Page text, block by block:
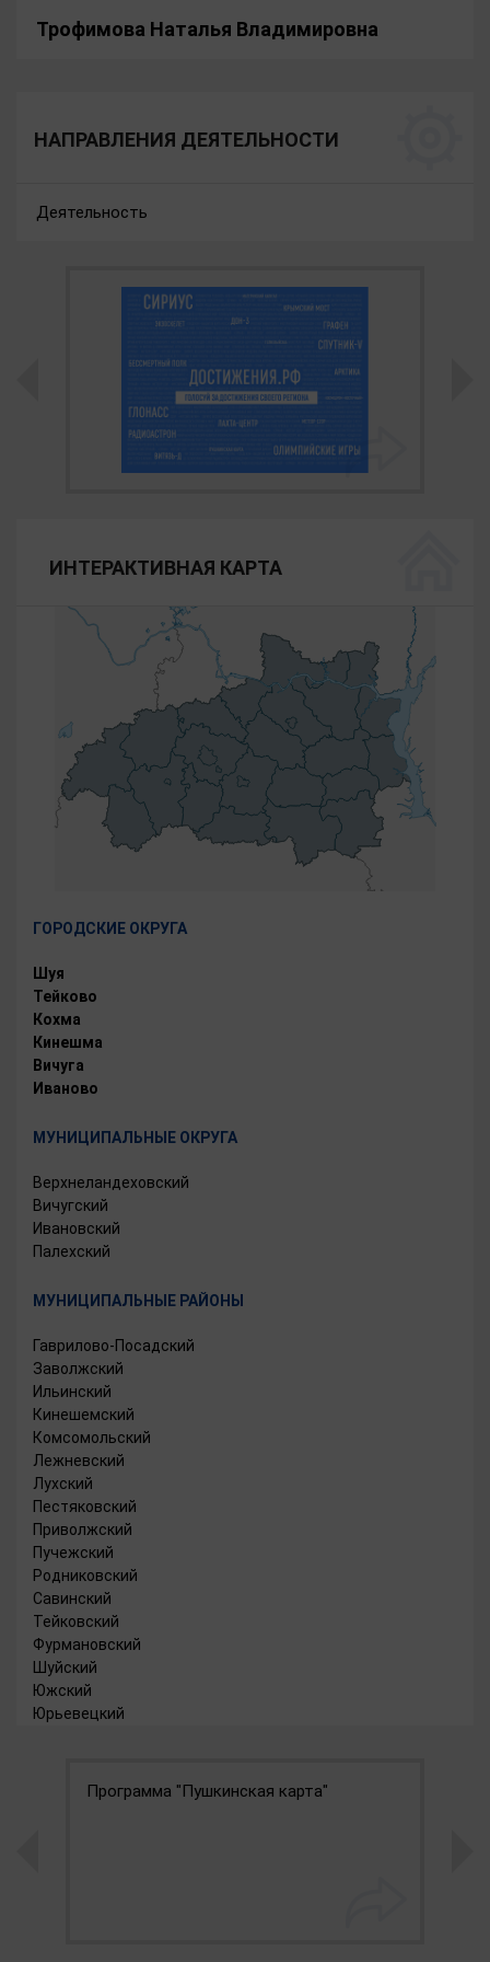
Трофимова Наталья Владимировна
НАПРАВЛЕНИЯ ДЕЯТЕЛЬНОСТИ
Деятельность
ИНТЕРАКТИВНАЯ КАРТА
ГОРОДСКИЕ ОКРУГА
Шуя
Тейково
Кохма
Кинешма
Вичуга
Иваново
МУНИЦИПАЛЬНЫЕ ОКРУГА
Верхнеландеховский
Вичугский
Ивановский
Палехский
МУНИЦИПАЛЬНЫЕ РАЙОНЫ
Гаврилово-Посадский
Заволжский
Ильинский
Кинешемский
Комсомольский
Лежневский
Лухский
Пестяковский
Приволжский
Пучежский
Родниковский
Савинский
Тейковский
Фурмановский
Шуйский
Южский
Юрьевецкий
Программа "Пушкинская карта"